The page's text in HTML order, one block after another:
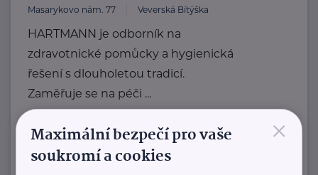
Masarykovo nám. 77 Veverská Bítýška
HARTMANN je odborník na
zdravotnické pomůcky a hygienická
řešení s dlouholetou tradicí.
Zaměřuje se na péči ...
https://hartmanndirect.com/cs-cz
+420 800 100 150
info@hartmanndirect.cz
×
Maximální bezpečí pro vaše
soukromí a cookies